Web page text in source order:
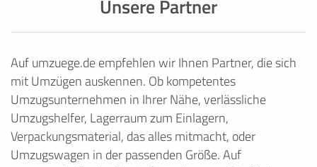
Unsere Partner
Auf umzuege.de empfehlen wir Ihnen Partner, die sich
mit Umzügen auskennen. Ob kompetentes
Umzugsunternehmen in Ihrer Nähe, verlässliche
Umzugshelfer, Lagerraum zum Einlagern,
Verpackungsmaterial, das alles mitmacht, oder
Umzugswagen in der passenden Größe. Auf